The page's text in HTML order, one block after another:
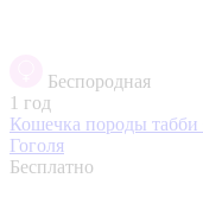
Беспородная
1 год
Кошечка породы табби
Гоголя
Бесплатно